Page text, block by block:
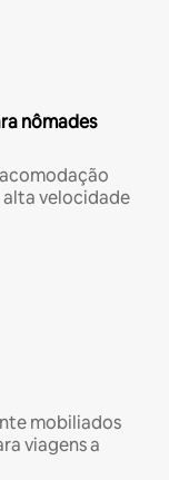
nômades
alta velocidade
mobiliados
viagens a